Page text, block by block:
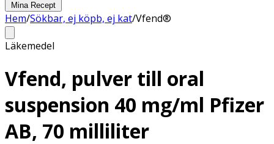
Mina Recept
Hem/Sökbar, ej köpb, ej kat/Vfend®
Läkemedel
Vfend, pulver till oral
suspension 40 mg/ml Pfizer
AB, 70 milliliter